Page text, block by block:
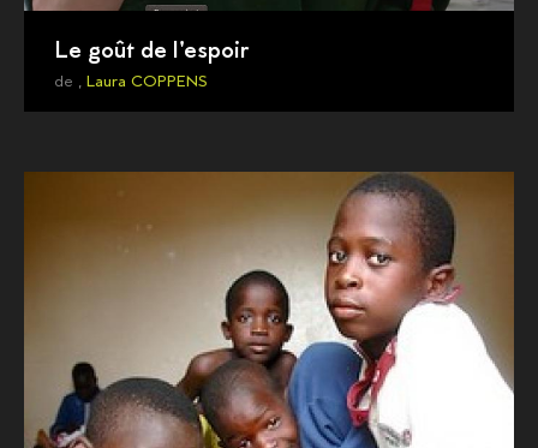
Le goût de l'espoir
de , Laura COPPENS